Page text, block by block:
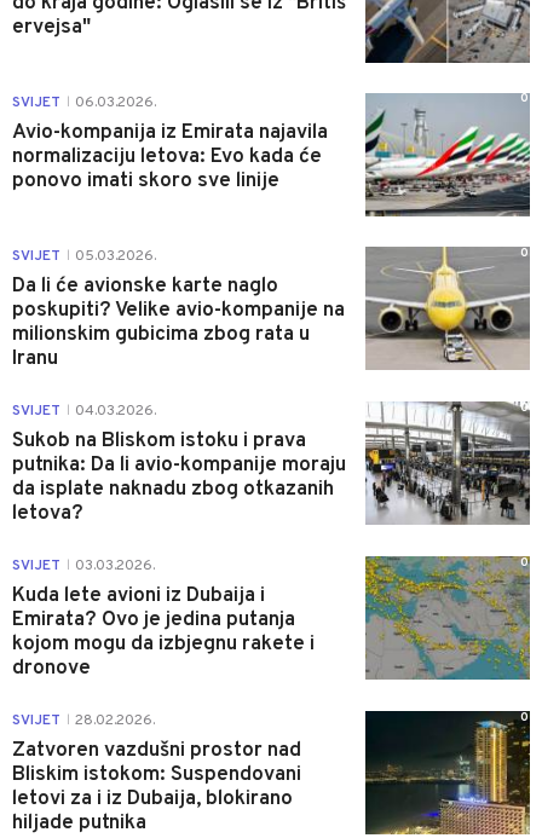
ervejsa"
SVIJET 06.03.2026.
Avio-kompanija iz Emirata najavila
normalizaciju letova: Evo kada će
ponovo imati skoro sve linije
0
SVIJET 05.03.2026.
Da li će avionske karte naglo
poskupiti? Velike avio-kompanije na
milionskim gubicima zbog rata u
Iranu
0
SVIJET 04.03.2026.
Sukob na Bliskom istoku i prava
putnika: Da li avio-kompanije moraju
da isplate naknadu zbog otkazanih
letova?
0
SVIJET 03.03.2026.
Kuda lete avioni iz Dubaija i
Emirata? Ovo je jedina putanja
kojom mogu da izbjegnu rakete i
dronove
0
SVIJET 28.02.2026.
Zatvoren vazdušni prostor nad
Bliskim istokom: Suspendovani
letovi za i iz Dubaija, blokirano
hiljade putnika
0